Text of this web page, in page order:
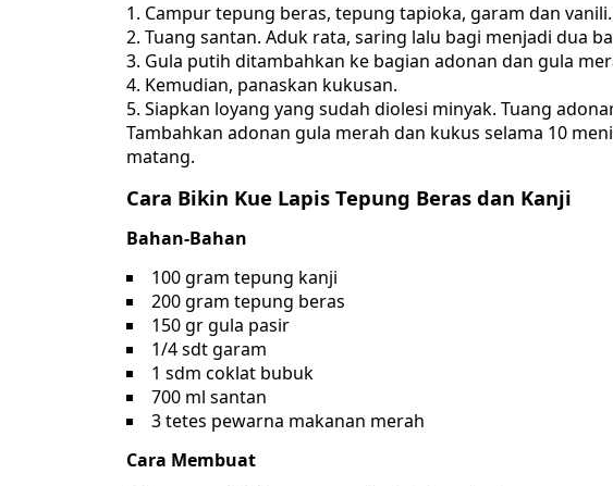
Campur tepung beras, tepung tapioka, garam dan
Tuang santan. Aduk rata, saring lalu bagi menjadi dua
Gula putih ditambahkan ke bagian adonan dan gula
Kemudian, panaskan kukusan.
Siapkan loyang yang sudah diolesi minyak. Tuang
Tambahkan adonan gula merah dan kukus selama 10
matang.
Cara Bikin Kue Lapis Tepung Beras dan Kanji
Bahan-Bahan
100 gram tepung kanji
200 gram tepung beras
150 gr gula pasir
1/4 sdt garam
1 sdm coklat bubuk
700 ml santan
3 tetes pewarna makanan merah
Cara Membuat